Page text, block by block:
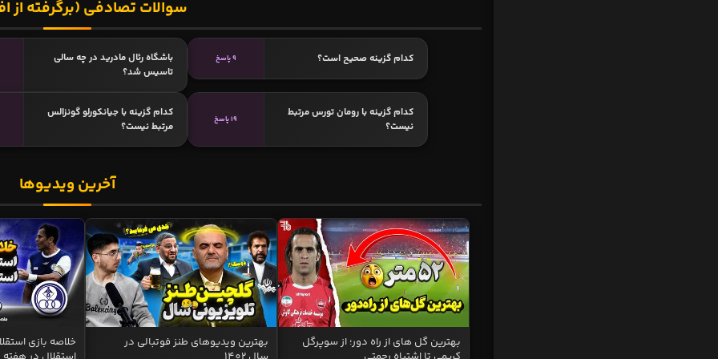
سوالات تصادفی (برگرفته از
کدام گزینه صحیح است؟ 9 پاسخ
باشگاه رئال مادرید در چه سالی
تاسیس شد؟
کدام گزینه با رومان تورس مرتبط
نیست؟
19 پاسخ
کدام گزینه با جیانکورلو گونزالس
مرتبط نیست؟
آخرین ویدیوها
بهترین گل های از راه دور؛ از سوپرگل
بهترین ویدیوهای طنز فوتبالی در